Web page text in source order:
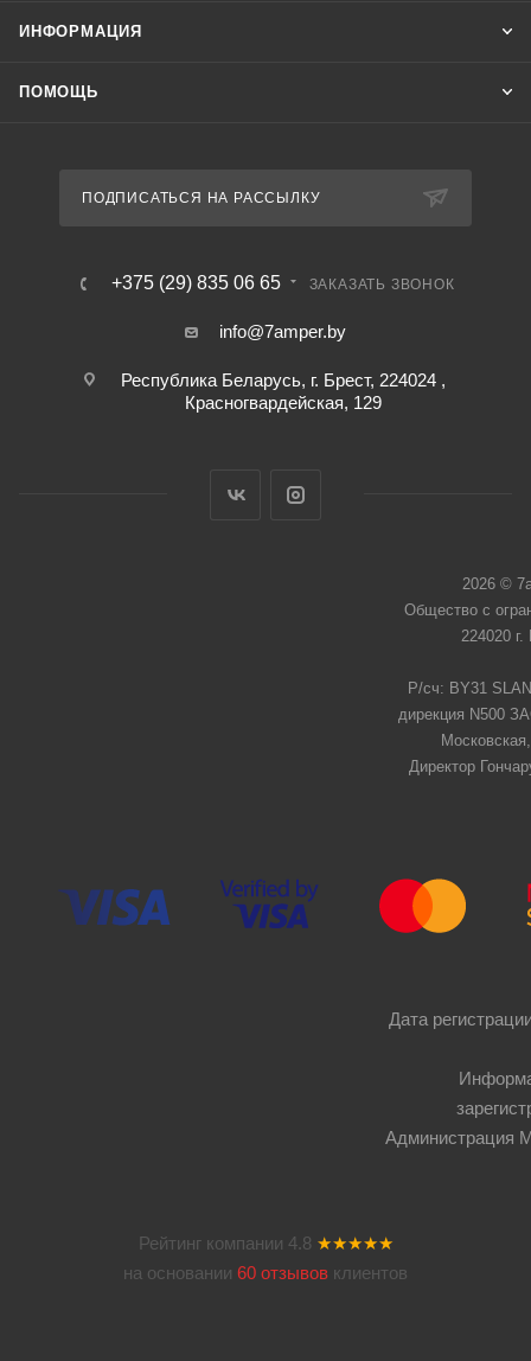
ИНФОРМАЦИЯ
ПОМОЩЬ
ПОДПИСАТЬСЯ НА РАССЫЛКУ
+375 (29) 835 06 65 ЗАКАЗАТЬ ЗВОНОК
info@7amper.by
Республика Беларусь, г. Брест, 224024 ,
Красногвардейская, 129
2026 ©
Общество с
224020
Р/сч: BY31
дирекция N500
Директор
Дата
Администрация
Рейтинг компании 4.8 ★★★★★
на основании 60 отзывов клиентов